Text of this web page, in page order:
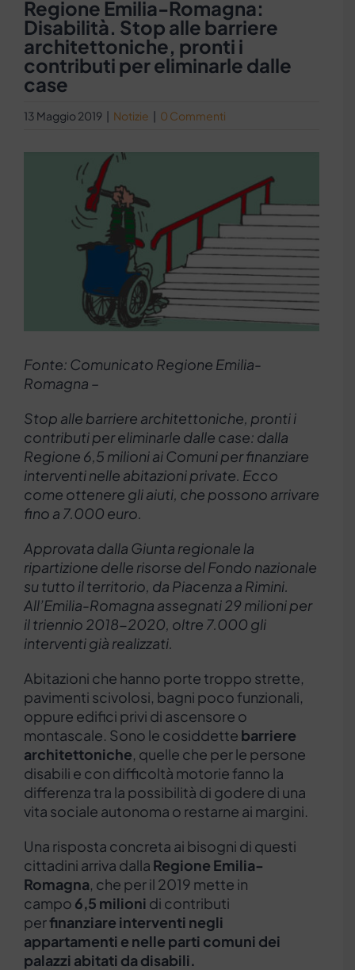
Regione Emilia-Romagna:
Disabilità. Stop alle barriere
architettoniche, pronti i
contributi per eliminarle dalle
case
13 Maggio 2019 | Notizie | 0 Commenti
Ingrandisci
immagine
Fonte: Comunicato Regione Emilia-
Romagna –
Stop alle barriere architettoniche, pronti i
contributi per eliminarle dalle case: dalla
Regione 6,5 milioni ai Comuni per finanziare
interventi nelle abitazioni private. Ecco
come ottenere gli aiuti, che possono arrivare
fino a 7.000 euro.
Approvata dalla Giunta regionale la
ripartizione delle risorse del Fondo nazionale
su tutto il territorio, da Piacenza a Rimini.
All’Emilia-Romagna assegnati 29 milioni per
il triennio 2018-2020, oltre 7.000 gli
interventi già realizzati.
Abitazioni che hanno porte troppo strette,
pavimenti scivolosi, bagni poco funzionali,
oppure edifici privi di ascensore o
montascale. Sono le cosiddette barriere
architettoniche, quelle che per le persone
disabili e con difficoltà motorie fanno la
differenza tra la possibilità di godere di una
vita sociale autonoma o restarne ai margini.
Una risposta concreta ai bisogni di questi
cittadini arriva dalla Regione Emilia-
Romagna, che per il 2019 mette in
campo 6,5 milioni di contributi
perfinanziare interventi negli
appartamenti e nelle parti comuni dei
palazzi abitati da disabili.